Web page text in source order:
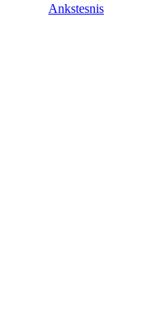
Ankstesnis